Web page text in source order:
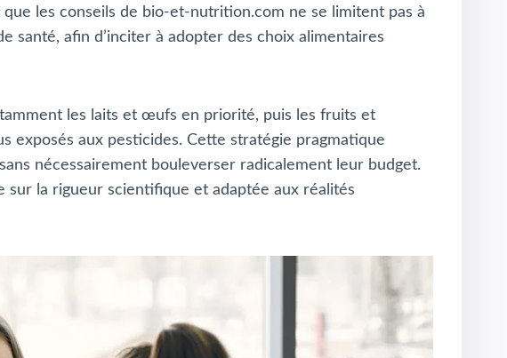
les conseils de bio-et-nutrition.com ne se limitent pas à
santé, afin d’inciter à adopter des choix alimentaires
les laits et œufs en priorité, puis les fruits et
exposés aux pesticides. Cette stratégie pragmatique
nécessairement bouleverser radicalement leur budget.
sur la rigueur scientifique et adaptée aux réalités